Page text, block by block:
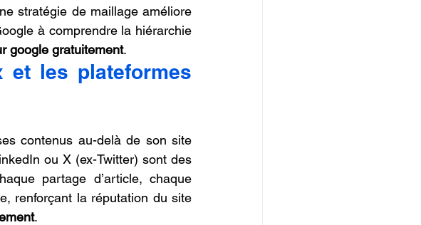
stratégie de maillage améliore
à comprendre la hiérarchie
google gratuitement.
et les plateformes
contenus au-delà de son site
ou X (ex-Twitter) sont des
partage d’article, chaque
renforçant la réputation du site
.